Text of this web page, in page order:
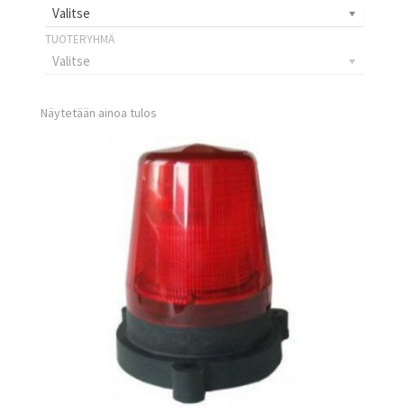
Valitse
Valitse
Näytetään ainoa tulos